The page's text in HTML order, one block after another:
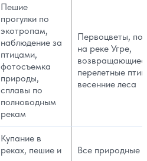
Пешие
прогулки по
экотропам,
наблюдение за
птицами,
фотосъемка
природы,
сплавы по
полноводным
рекам
Первоцветы,
на реке Угре,
перелетные
весенние леса
Купание в
реках, пешие и
Все природные и